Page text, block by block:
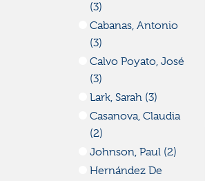
(3)
Cabanas, Antonio
(3)
Calvo Poyato, José
(3)
Lark, Sarah (3)
Casanova, Claudia
(2)
Johnson, Paul (2)
Hernández De